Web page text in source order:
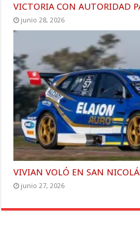
VICTORIA CON AUTORIDAD
junio 28, 2026
VIVIAN VOLÓ EN SAN
junio 27, 2026